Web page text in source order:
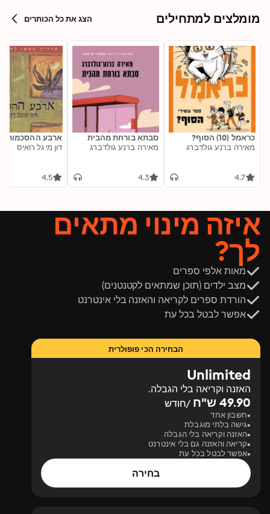
מומלצים למתחילים הצג את כל הכותרים
כראמל (10) הסוף?
מאירה ברנע גולדברג
4.7
סבתא בורחת מהבית
מאירה ברנע גולדברג
4.3
ארבע ההסכמות
דון מיגל רואיס
4.5
איזה מינוי מתאים
לך?
מאות אלפי ספרים
מצב ילדים (תוכן שמתאים לקטנטנים)
הורדת ספרים לקריאה והאזנה בלי אינטרנט
אפשר לבטל בכל עת
הבחירה הכי פופולרית
Unlimited
האזנה וקריאה בלי הגבלה.
49.90 ש"ח /חודש
חשבון אחד
גישה בלתי מוגבלת
האזנה וקריאה בלי הגבלה
קריאה והאזנה גם בלי אינטרנט
אפשר לבטל בכל עת
בחירה